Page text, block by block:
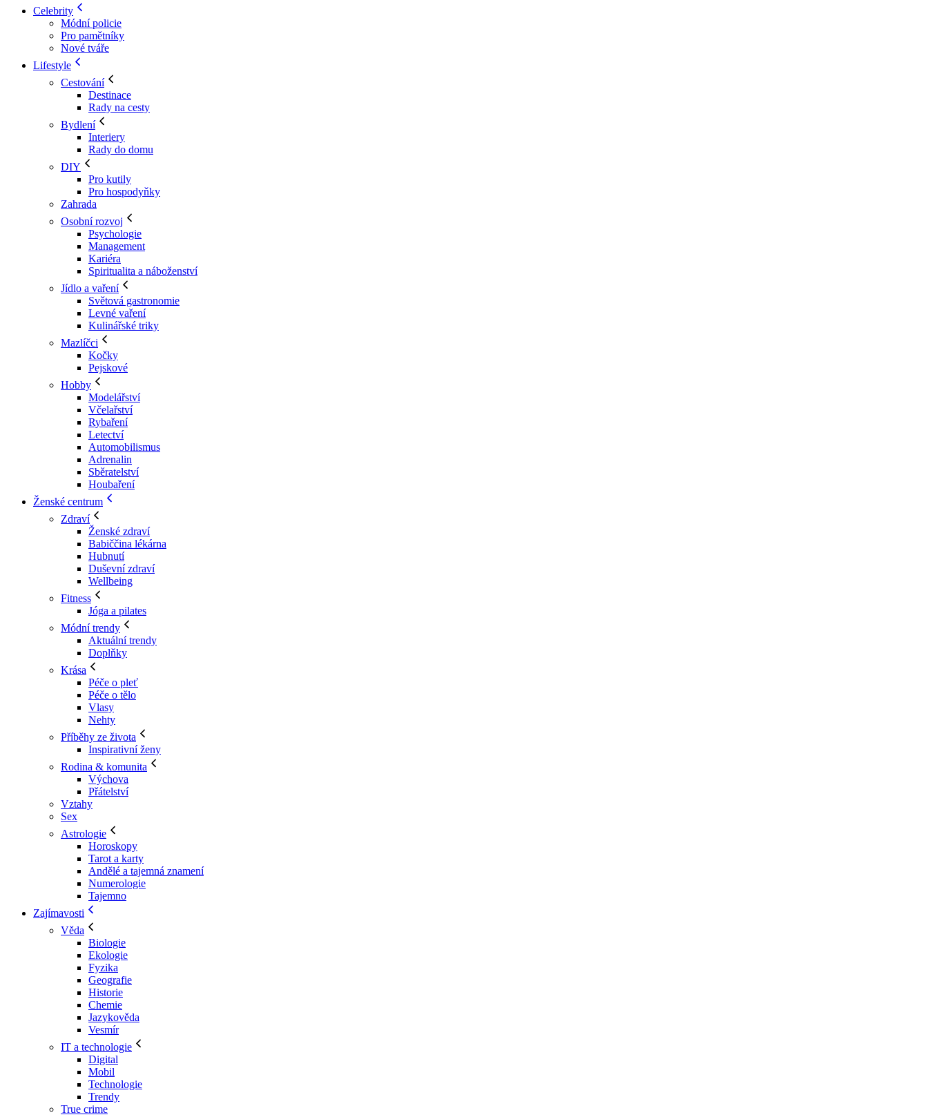
Celebrity
Módní policie
Pro pamětníky
Nové tváře
Lifestyle
Cestování
Destinace
Rady na cesty
Bydlení
Interiery
Rady do domu
DIY
Pro kutily
Pro hospodyňky
Zahrada
Osobní rozvoj
Psychologie
Management
Kariéra
Spiritualita a náboženství
Jídlo a vaření
Světová gastronomie
Levné vaření
Kulinářské triky
Mazlíčci
Kočky
Pejskové
Hobby
Modelářství
Včelařství
Rybaření
Letectví
Automobilismus
Adrenalin
Sběratelství
Houbaření
Ženské centrum
Zdraví
Ženské zdraví
Babiččina lékárna
Hubnutí
Duševní zdraví
Wellbeing
Fitness
Jóga a pilates
Módní trendy
Aktuální trendy
Doplňky
Krása
Péče o pleť
Péče o tělo
Vlasy
Nehty
Příběhy ze života
Inspirativní ženy
Rodina & komunita
Výchova
Přátelství
Vztahy
Sex
Astrologie
Horoskopy
Tarot a karty
Andělé a tajemná znamení
Numerologie
Tajemno
Zajímavosti
Věda
Biologie
Ekologie
Fyzika
Geografie
Historie
Chemie
Jazykověda
Vesmír
IT a technologie
Digital
Mobil
Technologie
Trendy
True crime